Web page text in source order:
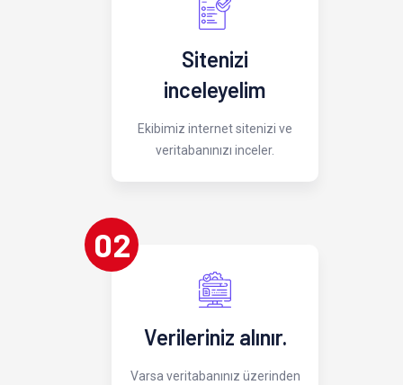
Sitenizi
inceleyelim
Ekibimiz internet sitenizi ve
veritabanınızı inceler.
02
Verileriniz alınır.
Varsa veritabanınız üzerinden